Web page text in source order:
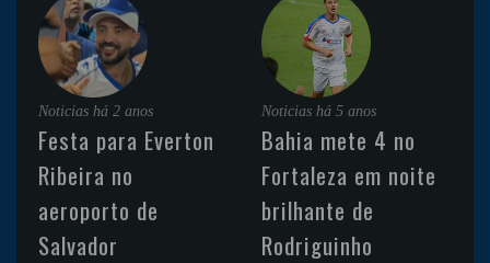
Noticias há 2 anos
Festa para Everton
Ribeira no
aeroporto de
Salvador
Noticias há 5 anos
Bahia mete 4 no
Fortaleza em noite
brilhante de
Rodriguinho